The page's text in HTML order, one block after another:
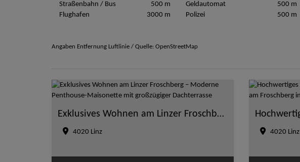
Straßenbahn / Bus
500 m
Flughafen
3000 m
Geldautomat
500 m
Polizei
500 m
Angaben Entfernung Luftlinie / Quelle: OpenStreetMap
Exklusives Wohnen am Linzer Froschberg – Moderne Penthouse-Maisonette mit großzügiger Dachterrasse
4020 Linz 4020 Linz